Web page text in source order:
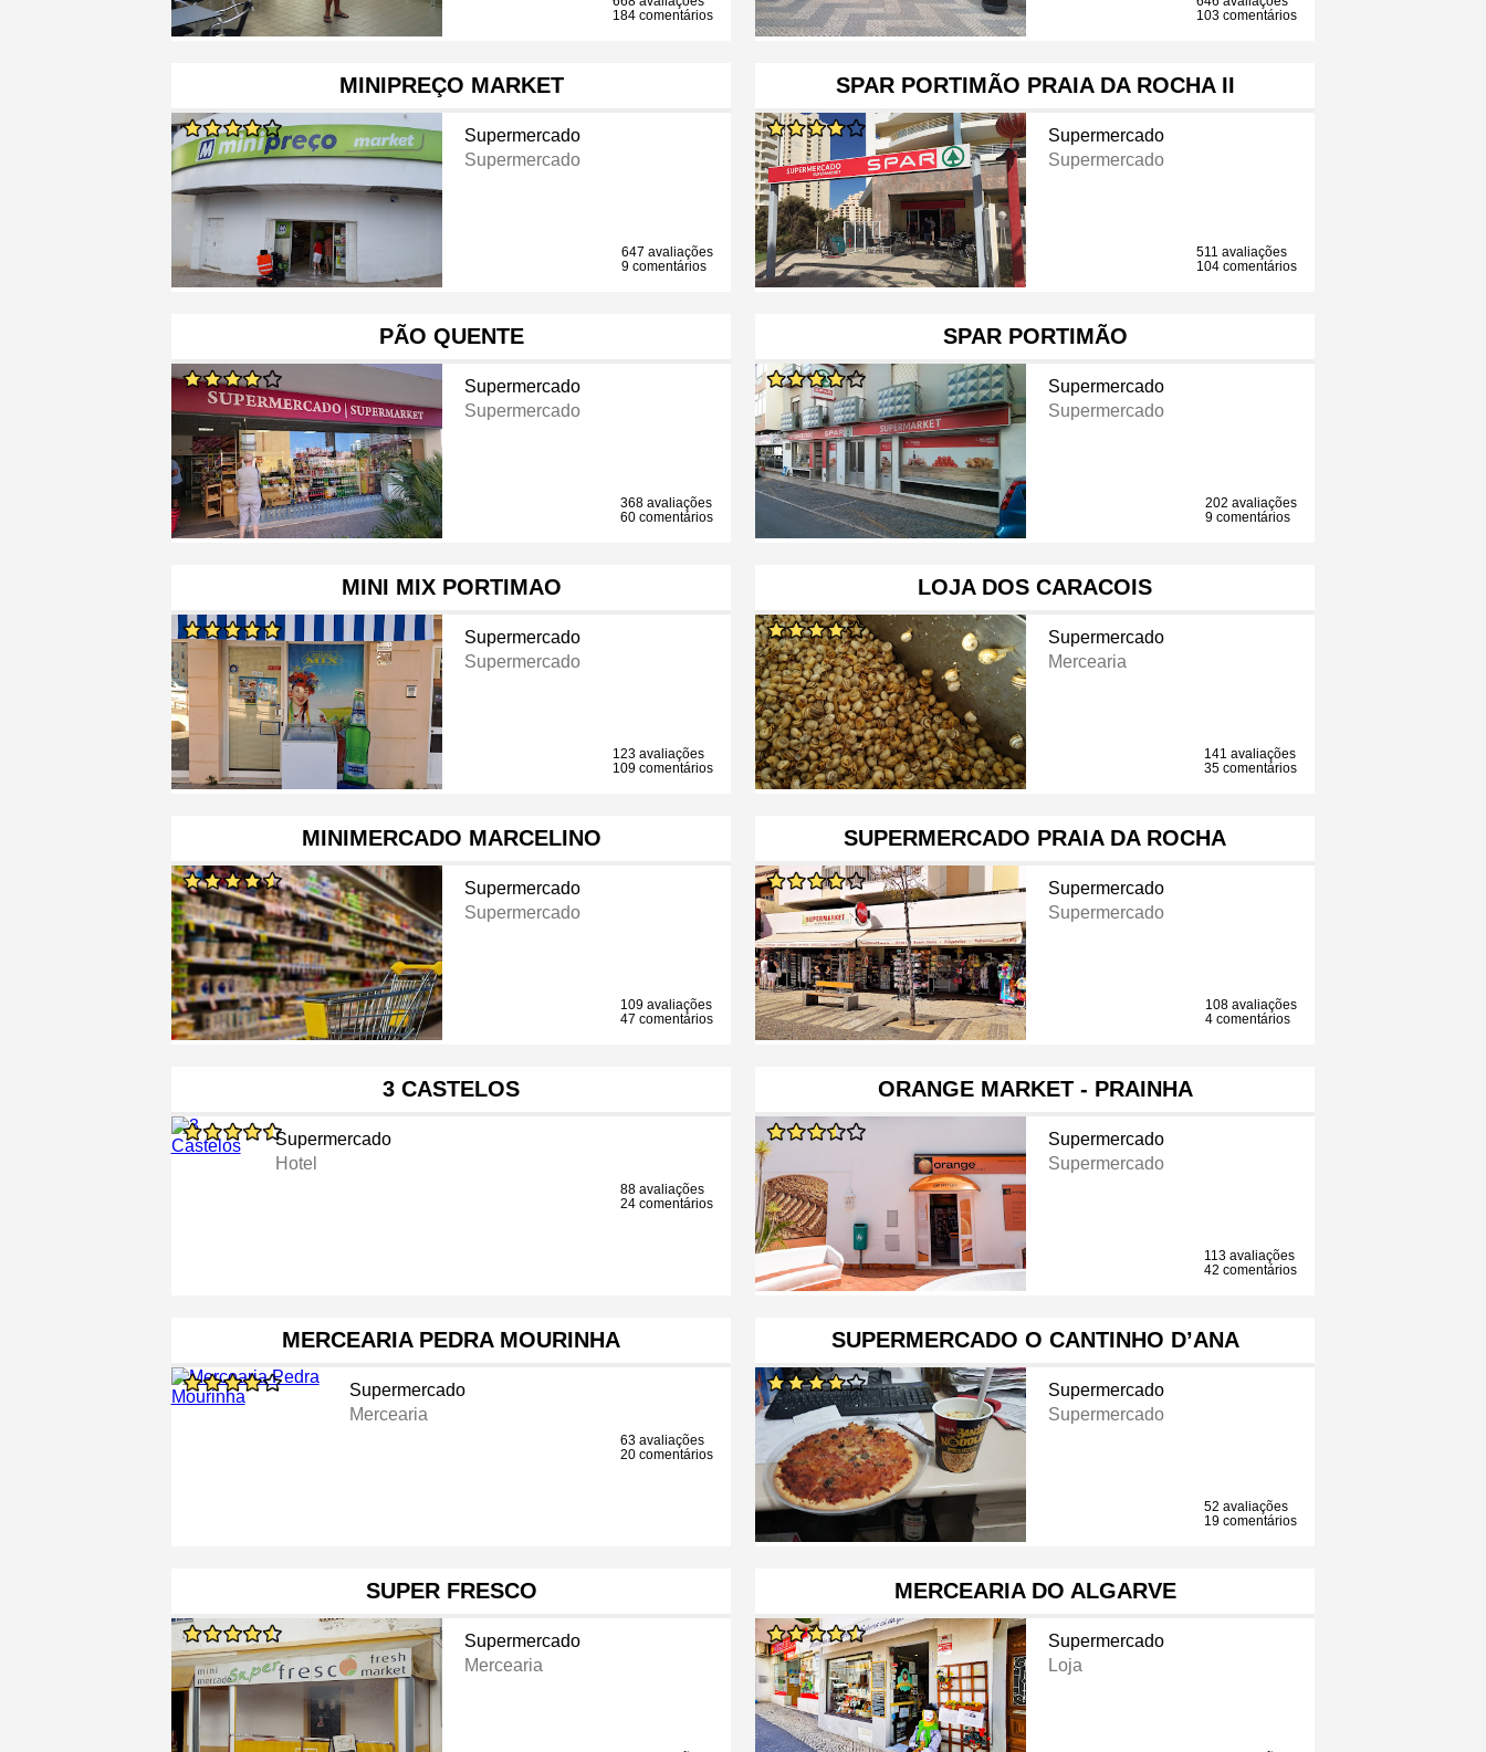
184 comentários
103 comentários
MINIPREÇO MARKET
Supermercado
Supermercado
647 avaliações
9 comentários
SPAR PORTIMÃO PRAIA DA ROCHA II
Supermercado
Supermercado
511 avaliações
104 comentários
PÃO QUENTE
Supermercado
Supermercado
368 avaliações
60 comentários
SPAR PORTIMÃO
Supermercado
Supermercado
202 avaliações
9 comentários
MINI MIX PORTIMAO
Supermercado
Supermercado
123 avaliações
109 comentários
LOJA DOS CARACOIS
Supermercado
Mercearia
141 avaliações
35 comentários
MINIMERCADO MARCELINO
Supermercado
Supermercado
109 avaliações
47 comentários
SUPERMERCADO PRAIA DA ROCHA
Supermercado
Supermercado
108 avaliações
4 comentários
3 CASTELOS
Supermercado
Hotel
88 avaliações
24 comentários
ORANGE MARKET - PRAINHA
Supermercado
Supermercado
113 avaliações
42 comentários
MERCEARIA PEDRA MOURINHA
Supermercado
Mercearia
63 avaliações
20 comentários
SUPERMERCADO O CANTINHO D’ANA
Supermercado
Supermercado
52 avaliações
19 comentários
SUPER FRESCO
Supermercado
Mercearia
MERCEARIA DO ALGARVE
Supermercado
Loja